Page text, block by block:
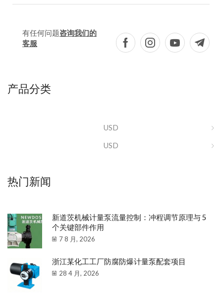
有任何问题咨询我们的
客服
产品分类
USD
USD
热门新闻
新道茨机械计量泵流量控制：冲程调节原理与 5
个关键部件作用
7 8 月, 2026
浙江某化工工厂防腐防爆计量泵配套项目
28 4 月, 2026